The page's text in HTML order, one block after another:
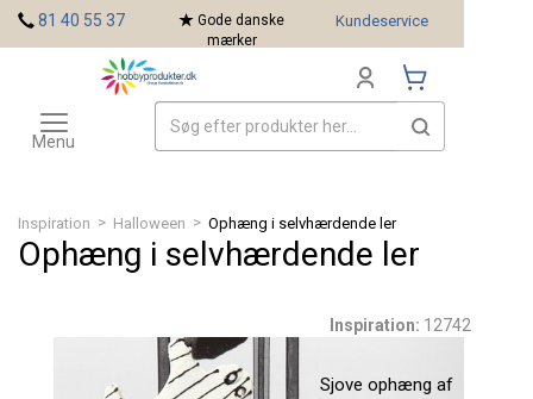
Inspiration > Halloween > Ophæng i selvhærdende ler
Ophæng i selvhærdende ler
Inspiration: 12742
Sjove ophæng af
81 40 55 37
Gode danske
mærker
Kundeservice
Toggle
navigation
Menu
Mærker